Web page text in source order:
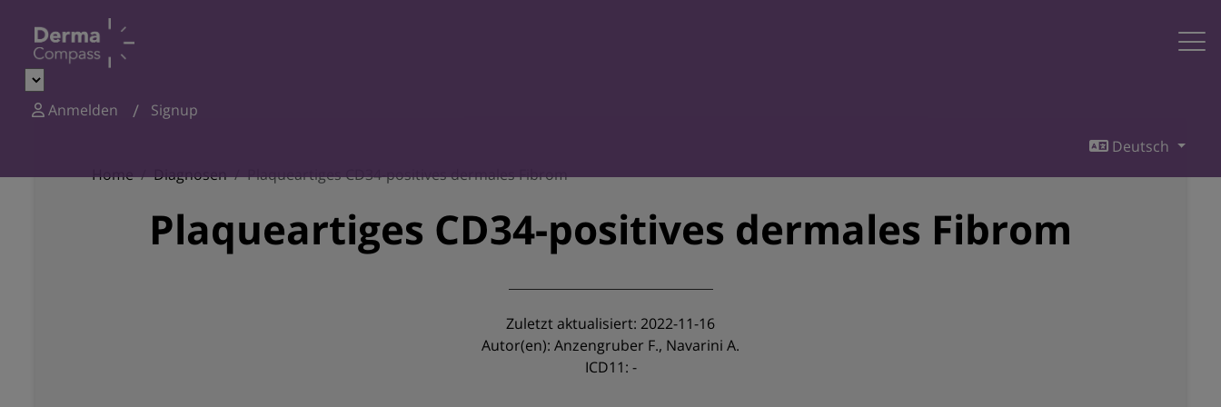
Anmelden
Signup
Deutsch
Home
Diagnosen Plaqueartiges CD34-positives dermales Fibrom
Plaqueartiges CD34-positives dermales Fibrom
Zuletzt aktualisiert: 2022-11-16
Autor(en): Anzengruber F., Navarini A.
ICD11: -